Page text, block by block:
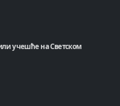
учешће на Светском